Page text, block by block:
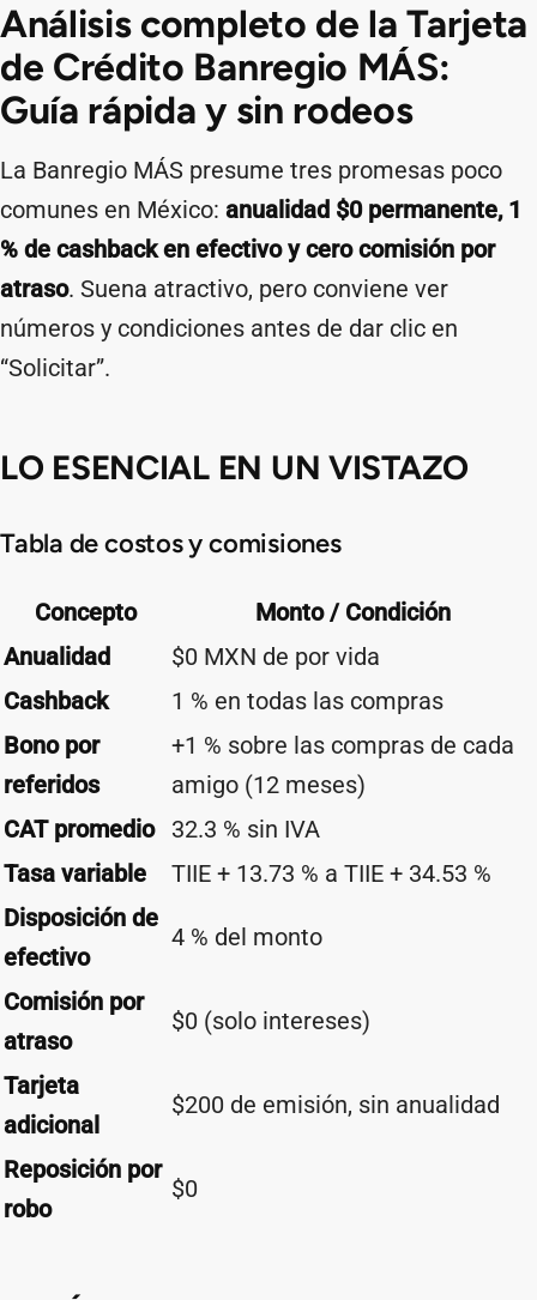
Análisis completo de la Tarjeta
de Crédito Banregio MÁS:
Guía rápida y sin rodeos
La Banregio MÁS presume tres promesas poco
comunes en México: anualidad $0 permanente, 1
% de cashback en efectivo y cero comisión por
atraso. Suena atractivo, pero conviene ver
números y condiciones antes de dar clic en
“Solicitar”.
LO ESENCIAL EN UN VISTAZO
Tabla de costos y comisiones
Concepto
Monto / Condición
Anualidad
$0 MXN de por vida
Cashback
1 % en todas las compras
Bono por
referidos
+1 % sobre las compras de cada
amigo (12 meses)
CAT promedio
32.3 % sin IVA
Tasa variable
TIIE + 13.73 % a TIIE + 34.53 %
Disposición de
efectivo
4 % del monto
Comisión por
atraso
$0 (solo intereses)
Tarjeta
adicional
$200 de emisión, sin anualidad
Reposición por
robo
$0